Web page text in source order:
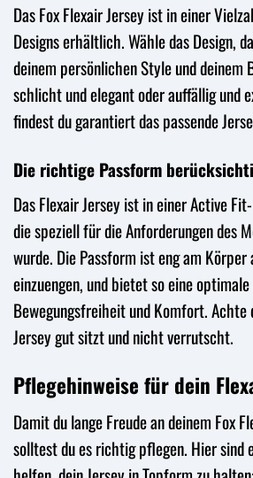
Das Fox Flexair Jersey ist in einer
Designs erhältlich. Wähle das Design,
deinem persönlichen Style und deinem
schlicht und elegant oder auffällig und
findest du garantiert das passende
Die richtige Passform
Das Flexair Jersey ist in einer Active
die speziell für die Anforderungen des
wurde. Die Passform ist eng am Körper
einzuengen, und bietet so eine
Bewegungsfreiheit und Komfort. Achte
Jersey gut sitzt und nicht verrutscht.
Pflegehinweise für dein
Damit du lange Freude an deinem Fox
solltest du es richtig pflegen. Hier sind